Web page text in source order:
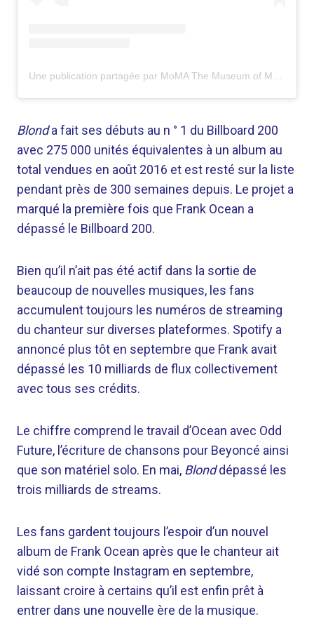
Blonda fait ses débuts au n ° 1 du Billboard 200
avec 275 000 unités équivalentes à un album au
total vendues en août 2016 et est resté sur la liste
pendant près de 300 semaines depuis. Le projet a
marqué la première fois que Frank Ocean a
dépassé le Billboard 200.
Bien qu’il n’ait pas été actif dans la sortie de
beaucoup de nouvelles musiques, les fans
accumulent toujours les numéros de streaming
du chanteur sur diverses plateformes. Spotify a
annoncé plus tôt en septembre que Frank avait
dépassé les 10 milliards de flux collectivement
avec tous ses crédits.
Le chiffre comprend le travail d’Ocean avec Odd
Future, l’écriture de chansons pour Beyoncé ainsi
que son matériel solo. En mai, Blonddépassé les
trois milliards de streams.
Les fans gardent toujours l’espoir d’un nouvel
album de Frank Ocean après que le chanteur ait
vidé son compte Instagram en septembre,
laissant croire à certains qu’il est enfin prêt à
entrer dans une nouvelle ère de la musique.